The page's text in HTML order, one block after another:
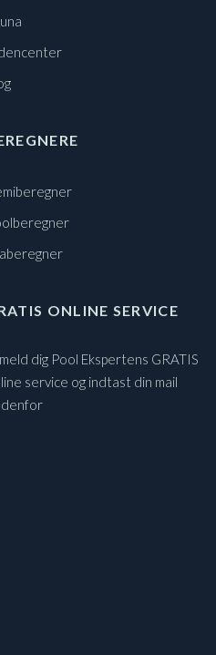
ONLINE SERVICE
dig Pool Ekspertens GRATIS
service og indtast din mail